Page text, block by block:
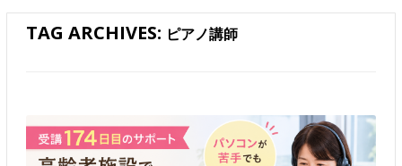
TAG ARCHIVES: ピアノ講師